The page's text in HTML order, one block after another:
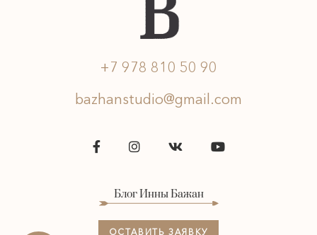
+7 978 810 50 90
bazhanstudio@gmail.com
Блог Инны Бажан
ОСТАВИТЬ ЗАЯВКУ